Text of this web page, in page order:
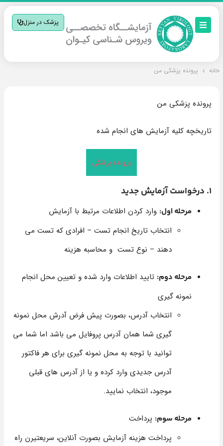
پزشک در منزل
خانه پرونده پزشکی من
پرونده پزشکی من
تاریخچه کلیه آزمایش های انجام شده
پرونده پزشکی
1. درخواست آزمایش جدید
مرحله اول: وارد کردن اطلاعات مرتبط با آزمایش
انتخاب تاریخ انجام تست – افرادی که تست می
دهند – نوع تست و محاسبه هزینه
مرحله دوم: تایید اطلاعات وارد شده و تعیین محل انجام
نمونه گیری
انتخاب آدرس، بصورت پیش فرض آدرش محل نمونه
گیری شما همان آدرس پروفایل می باشد اما شما می
توانید با توجه به محل نمونه گیری برای هر فاکتور
آدرس جدیدی وارد کرده و یا از آدرس های قبلی
موجود، انتخاب نمایید.
مرحله سوم: پرداخت
پرداخت هزینه آزمایش بصورت آنلاین، سریعتیرن راه